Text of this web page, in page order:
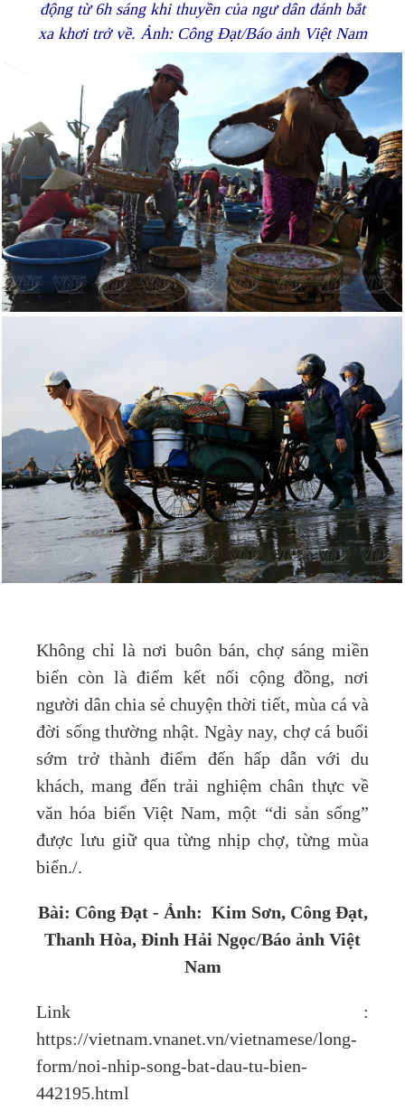
động từ 6h sáng khi thuyền của ngư dân đánh bắt
xa khơi trở về. Ảnh: Công Đạt/Báo ảnh Việt Nam
Không chỉ là nơi buôn bán, chợ sáng miền
biển còn là điểm kết nối cộng đồng, nơi
người dân chia sẻ chuyện thời tiết, mùa cá và
đời sống thường nhật. Ngày nay, chợ cá buổi
sớm trở thành điểm đến hấp dẫn với du
khách, mang đến trải nghiệm chân thực về
văn hóa biển Việt Nam, một “di sản sống”
được lưu giữ qua từng nhịp chợ, từng mùa
biển./.
Bài: Công Đạt - Ảnh: Kim Sơn, Công Đạt,
Thanh Hòa, Đinh Hải Ngọc/Báo ảnh Việt
Nam
Link :
https://vietnam.vnanet.vn/vietnamese/long-
form/noi-nhip-song-bat-dau-tu-bien-
442195.html